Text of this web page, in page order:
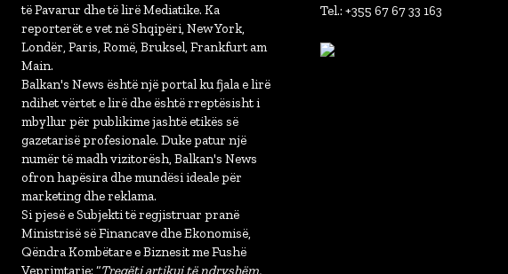
të Pavarur dhe të lirë Mediatike. Ka
reporterët e vet në Shqipëri, New York,
Londër, Paris, Romë, Bruksel, Frankfurt am
Main.
Balkan's News është një portal ku fjala e lirë
ndihet vërtet e lirë dhe është rreptësisht i
mbyllur për publikime jashtë etikës së
gazetarisë profesionale. Duke patur një
numër të madh vizitorësh, Balkan's News
ofron hapësira dhe mundësi ideale për
marketing dhe reklama.
Si pjesë e Subjekti të regjistruar pranë
Ministrisë së Financave dhe Ekonomisë,
Qëndra Kombëtare e Biznesit me Fushë
Veprimtarie: “Tregëti artikuj të ndryshëm,
Tel.: +355 67 67 33 163